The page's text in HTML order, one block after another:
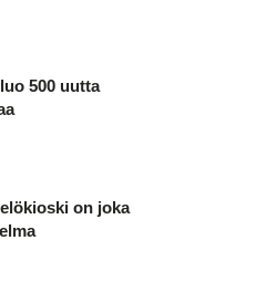
500 uutta
on joka